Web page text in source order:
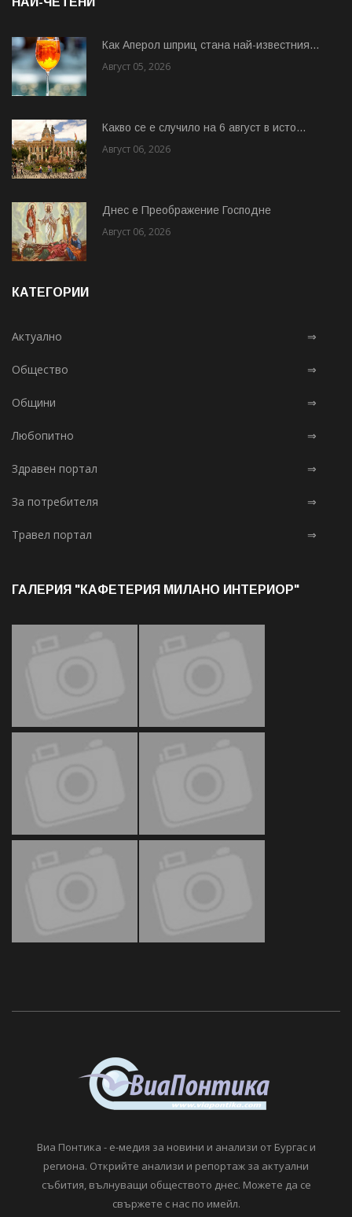
Как Аперол шприц стана най-известния...
Август 05, 2026
Какво се е случило на 6 август в исто...
Август 06, 2026
Днес е Преображение Господне
Август 06, 2026
КАТЕГОРИИ
Актуално ⇒
Общество ⇒
Общини ⇒
Любопитно ⇒
Здравен портал ⇒
За потребителя ⇒
Травел портал ⇒
ГАЛЕРИЯ "КАФЕТЕРИЯ МИЛАНО ИНТЕРИОР"
Виа Понтика - е-медия за новини и анализи от Бургас и
региона. Открийте анализи и репортаж за актуални
събития, вълнуващи обществото днес. Можете да се
свържете с нас по имейл.